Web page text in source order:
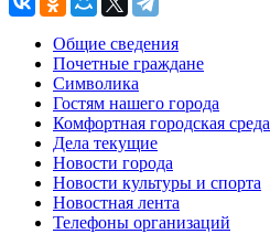
Общие сведения
Почетные граждане
Символика
Гостям нашего города
Комфортная городская среда
Дела текущие
Новости города
Новости культуры и спорта
Новостная лента
Телефоны организаций